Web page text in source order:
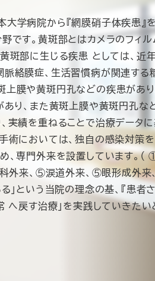
学病院から『網膜硝子体疾患』
です。黄斑部とはカメラのフィル
斑部に生じる疾患 としては、近
絡膜症、生活習慣病が関連する
膜や黄斑円孔などの疾患があり
り、また黄斑上膜や黄斑円孔な
実績を重ねることで治療データに
術においては、独自の感染対策を
専門外来を設置しています。（ ①
外来、⑤涙道外来、⑤眼形成外
という当院の理念の基、『患者
へ戻す治療」を実践していきたい